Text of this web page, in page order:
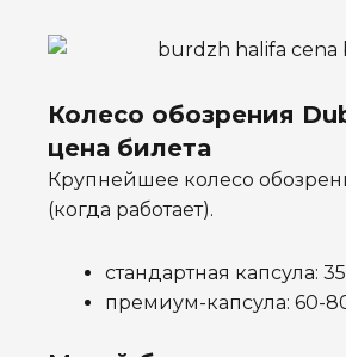
Колесо обозрения
цена билета
Крупнейшее колесо
(когда работает).
стандартная капсула:
премиум-капсула: 60-